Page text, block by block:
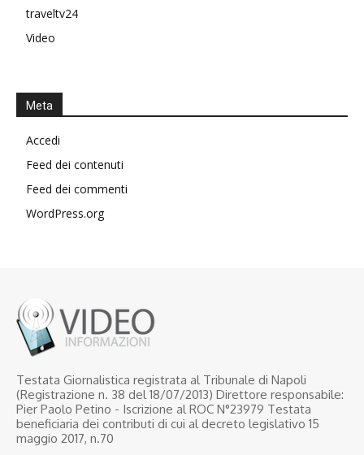
traveltv24
Video
Meta
Accedi
Feed dei contenuti
Feed dei commenti
WordPress.org
Testata Giornalistica registrata al Tribunale di Napoli
(Registrazione n. 38 del 18/07/2013) Direttore responsabile:
Pier Paolo Petino - Iscrizione al ROC N°23979 Testata
beneficiaria dei contributi di cui al decreto legislativo 15
maggio 2017, n.70